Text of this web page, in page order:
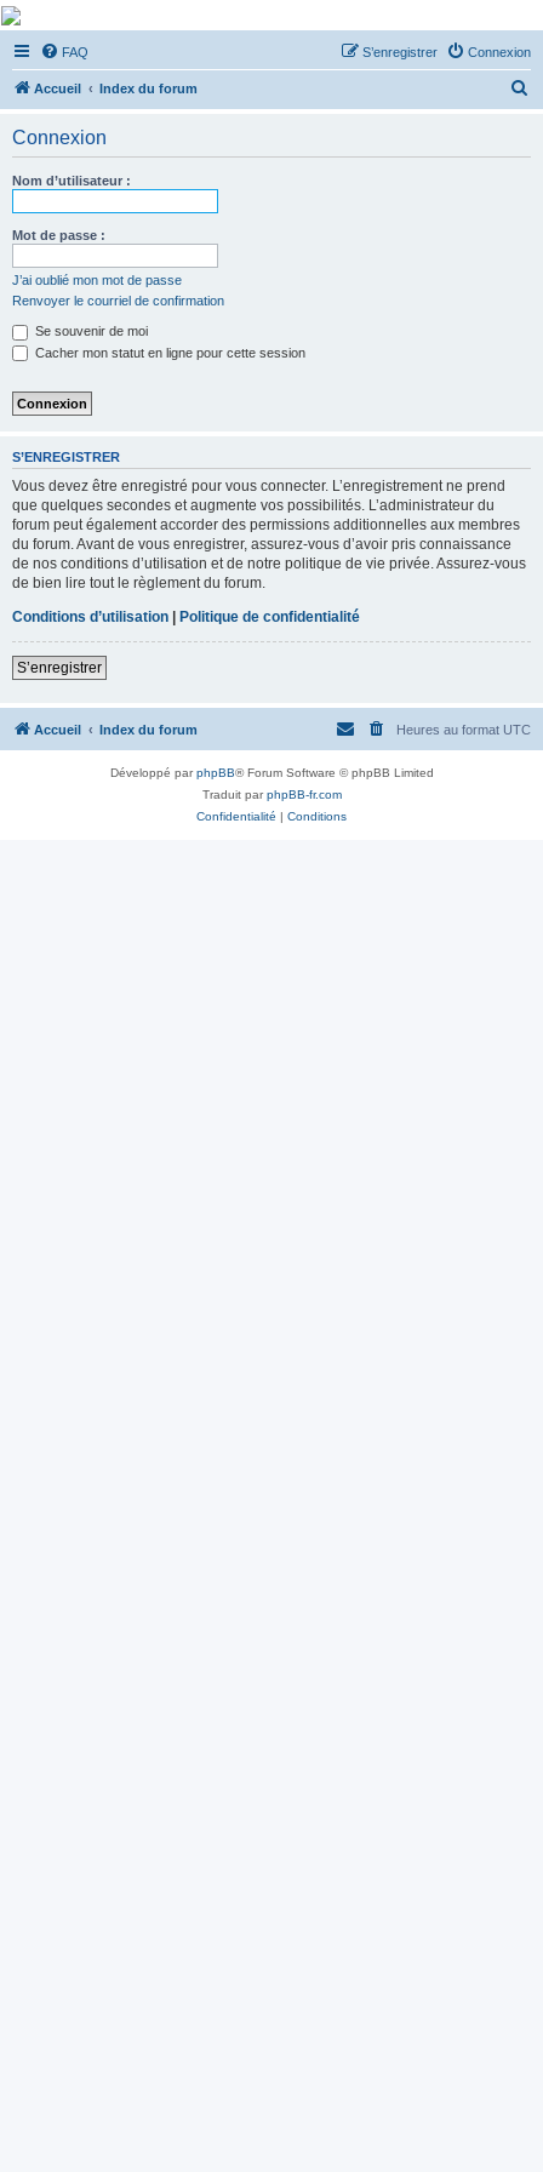
De Musicae Militari -
Forums
Forums de discussions
FAQ Connexion
S’enregistrer
Accueil Index du forum
Connexion
Nom d’utilisateur :
Mot de passe :
J’ai oublié mon mot de passe
Renvoyer le courriel de confirmation
Se souvenir de moi
Cacher mon statut en ligne pour cette session
S’ENREGISTRER
Vous devez être enregistré pour vous connecter. L’enregistrement ne prend
que quelques secondes et augmente vos possibilités. L’administrateur du
forum peut également accorder des permissions additionnelles aux membres
du forum. Avant de vous enregistrer, assurez-vous d’avoir pris connaissance
de nos conditions d’utilisation et de notre politique de vie privée. Assurez-vous
de bien lire tout le règlement du forum.
Conditions d’utilisation | Politique de confidentialité
S’enregistrer
Accueil Index du forum Heures au format UTC
Développé parphpBB® Forum Software © phpBB Limited
Traduit parphpBB-fr.com
Confidentialité | Conditions